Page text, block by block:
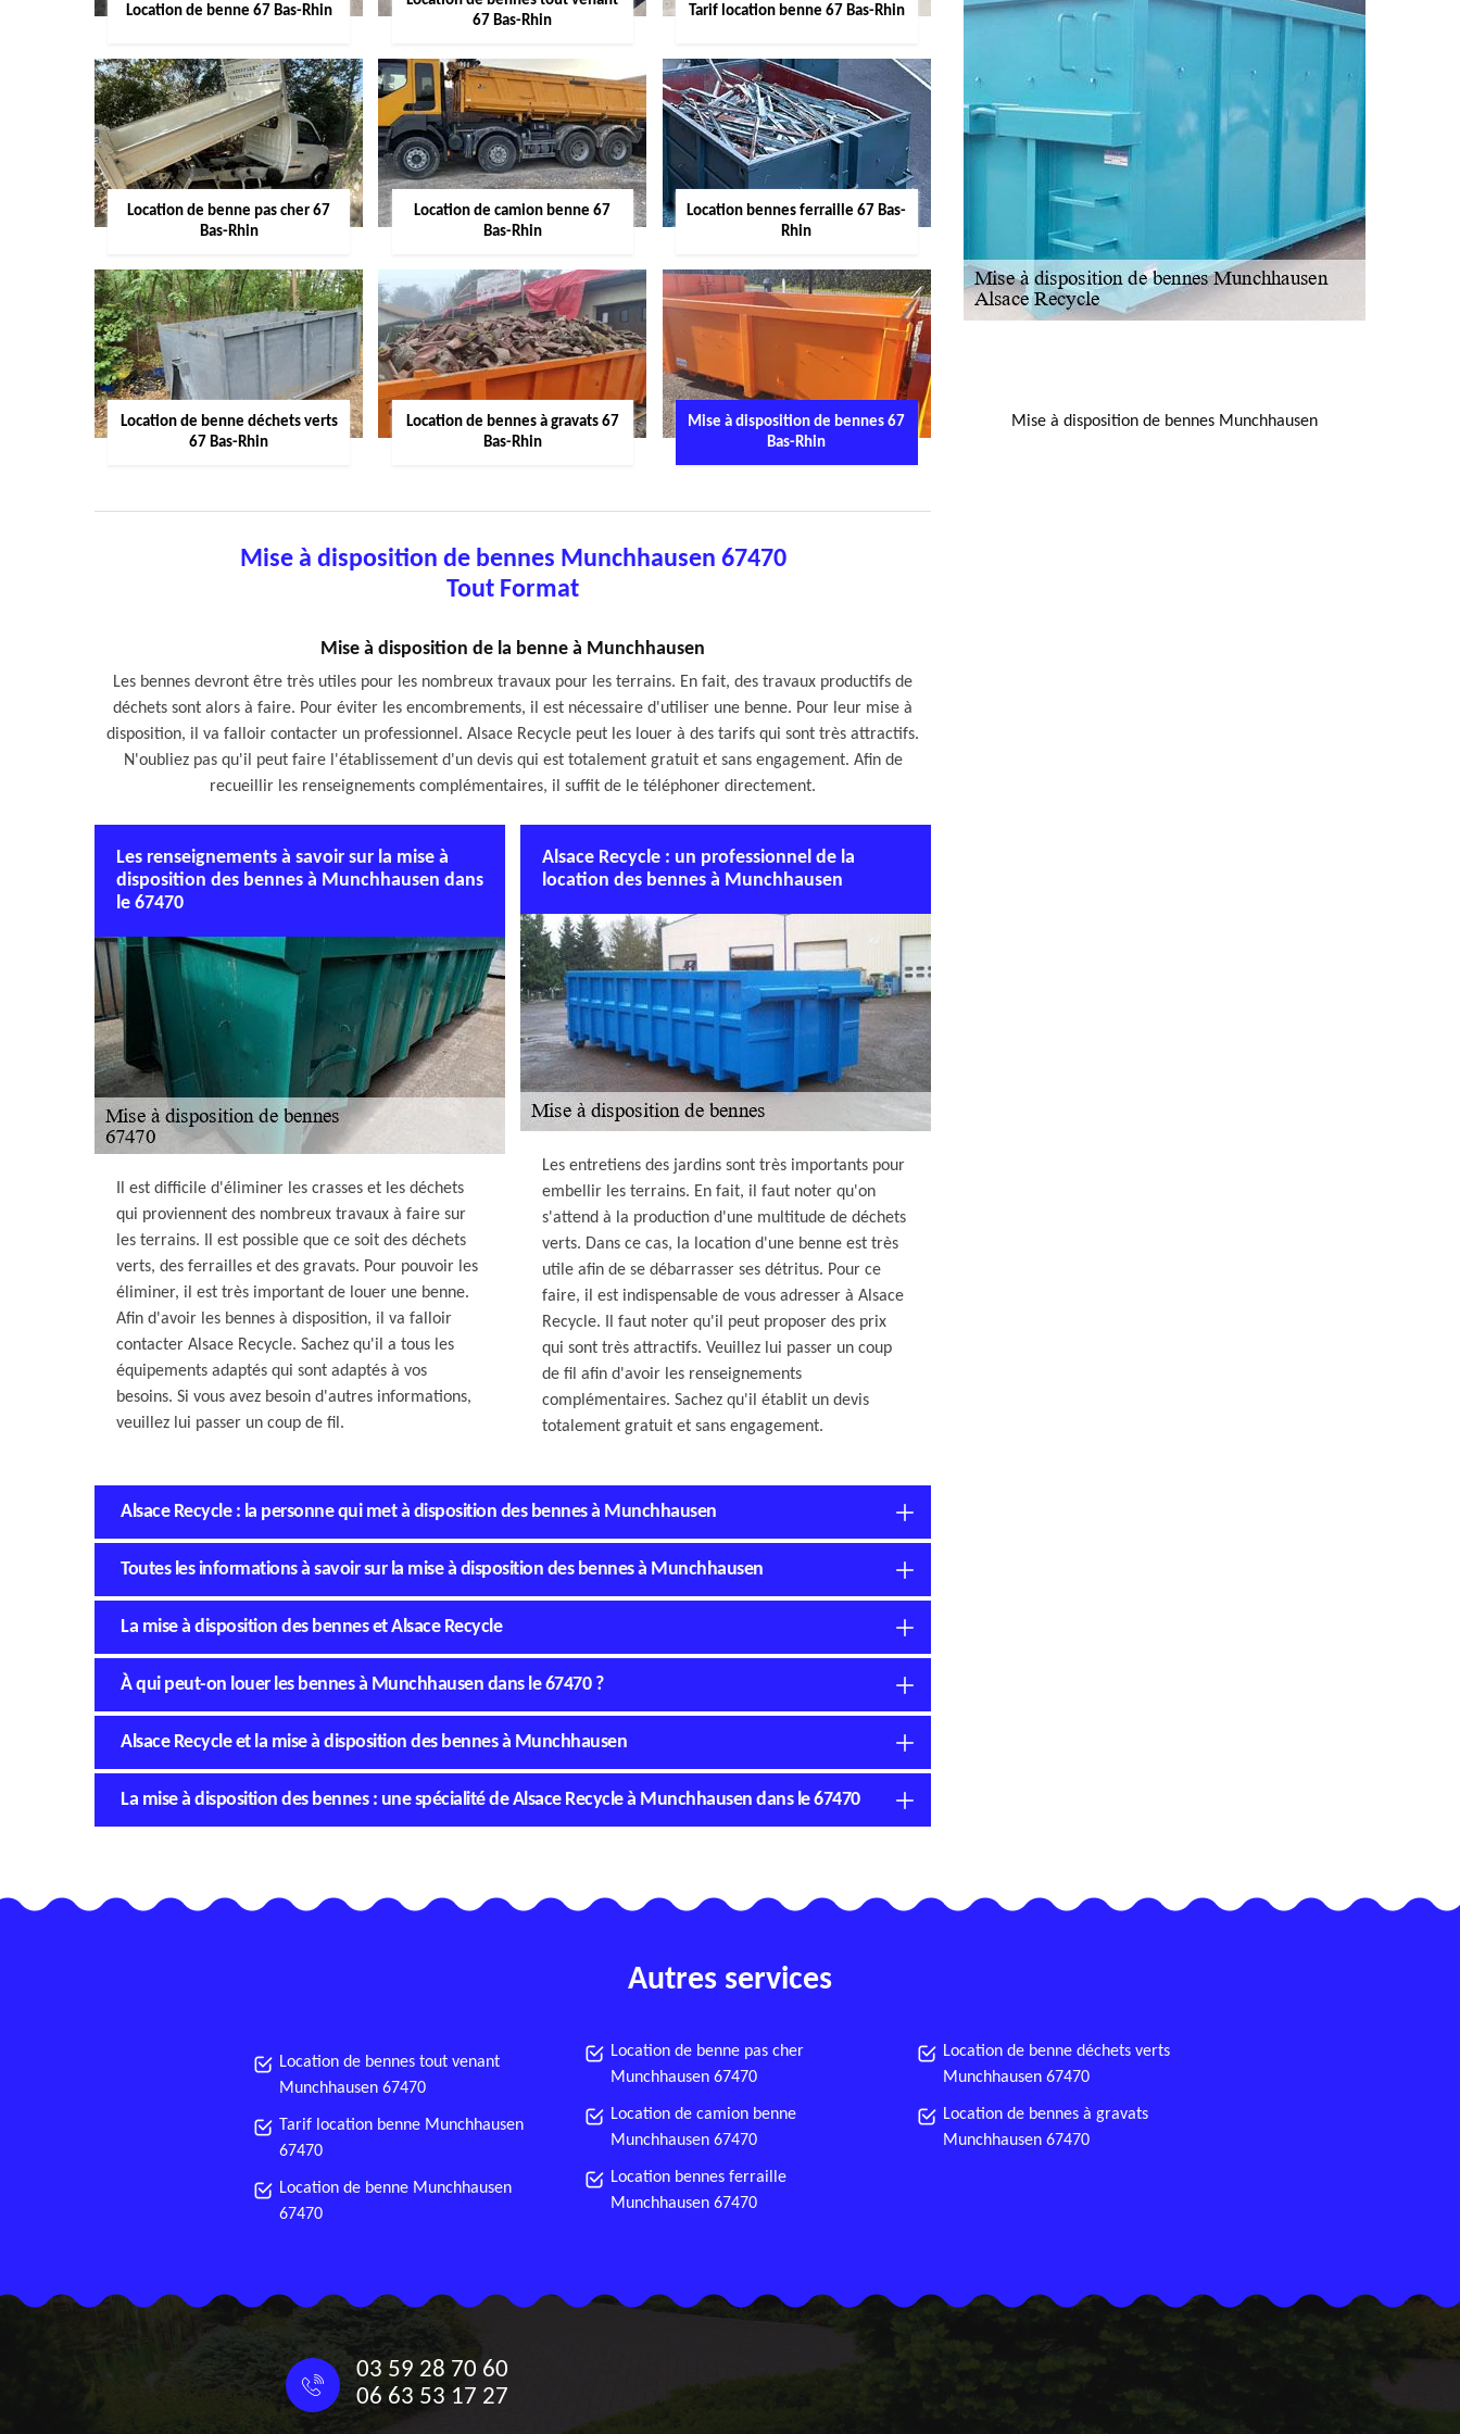
Location de benne 67 Bas-Rhin
67 Bas-Rhin
Tarif location benne 67 Bas-Rhin
Location de benne pas cher 67
Bas-Rhin
Location de camion benne 67
Bas-Rhin
Location bennes ferraille 67 Bas-
Rhin
Location de benne déchets verts
67 Bas-Rhin
Location de bennes à gravats 67
Bas-Rhin
Mise à disposition de bennes 67
Bas-Rhin
Mise à disposition de bennes Munchhausen 67470
Tout Format
Mise à disposition de la benne à Munchhausen
Les bennes devront être très utiles pour les nombreux travaux pour les terrains. En fait, des travaux productifs de
déchets sont alors à faire. Pour éviter les encombrements, il est nécessaire d'utiliser une benne. Pour leur mise à
disposition, il va falloir contacter un professionnel. Alsace Recycle peut les louer à des tarifs qui sont très attractifs.
N'oubliez pas qu'il peut faire l'établissement d'un devis qui est totalement gratuit et sans engagement. Afin de
recueillir les renseignements complémentaires, il suffit de le téléphoner directement.
Les renseignements à savoir sur la mise à
disposition des bennes à Munchhausen dans
le 67470
Il est difficile d'éliminer les crasses et les déchets
qui proviennent des nombreux travaux à faire sur
les terrains. Il est possible que ce soit des déchets
verts, des ferrailles et des gravats. Pour pouvoir les
éliminer, il est très important de louer une benne.
Afin d'avoir les bennes à disposition, il va falloir
contacter Alsace Recycle. Sachez qu'il a tous les
équipements adaptés qui sont adaptés à vos
besoins. Si vous avez besoin d'autres informations,
veuillez lui passer un coup de fil.
Alsace Recycle : un professionnel de la
location des bennes à Munchhausen
Les entretiens des jardins sont très importants pour
embellir les terrains. En fait, il faut noter qu'on
s'attend à la production d'une multitude de déchets
verts. Dans ce cas, la location d'une benne est très
utile afin de se débarrasser ses détritus. Pour ce
faire, il est indispensable de vous adresser à Alsace
Recycle. Il faut noter qu'il peut proposer des prix
qui sont très attractifs. Veuillez lui passer un coup
de fil afin d'avoir les renseignements
complémentaires. Sachez qu'il établit un devis
totalement gratuit et sans engagement.
Alsace Recycle : la personne qui met à disposition des bennes à Munchhausen
Toutes les informations à savoir sur la mise à disposition des bennes à Munchhausen
La mise à disposition des bennes et Alsace Recycle
À qui peut-on louer les bennes à Munchhausen dans le 67470 ?
Alsace Recycle et la mise à disposition des bennes à Munchhausen
La mise à disposition des bennes : une spécialité de Alsace Recycle à Munchhausen dans le 67470
Mise à disposition de bennes Munchhausen
Autres services
Location de bennes tout venant
Munchhausen 67470
Tarif location benne Munchhausen
67470
Location de benne Munchhausen
67470
Location de benne pas cher
Munchhausen 67470
Location de camion benne
Munchhausen 67470
Location bennes ferraille
Munchhausen 67470
Location de benne déchets verts
Munchhausen 67470
Location de bennes à gravats
Munchhausen 67470
03 59 28 70 60
06 63 53 17 27